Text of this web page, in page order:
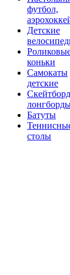
футбол,
Детские
коньки
Самокаты
детские
Батуты
столы